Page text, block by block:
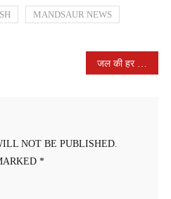
MANDSAUR NEWS
NOT BE PUBLISHED.
*